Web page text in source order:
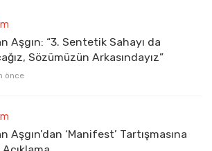
Aşgın: “3. Sentetik Sahayı da
Sözümüzün Arkasındayız”
önce
Aşgın’dan ‘Manifest’ Tartışmasına